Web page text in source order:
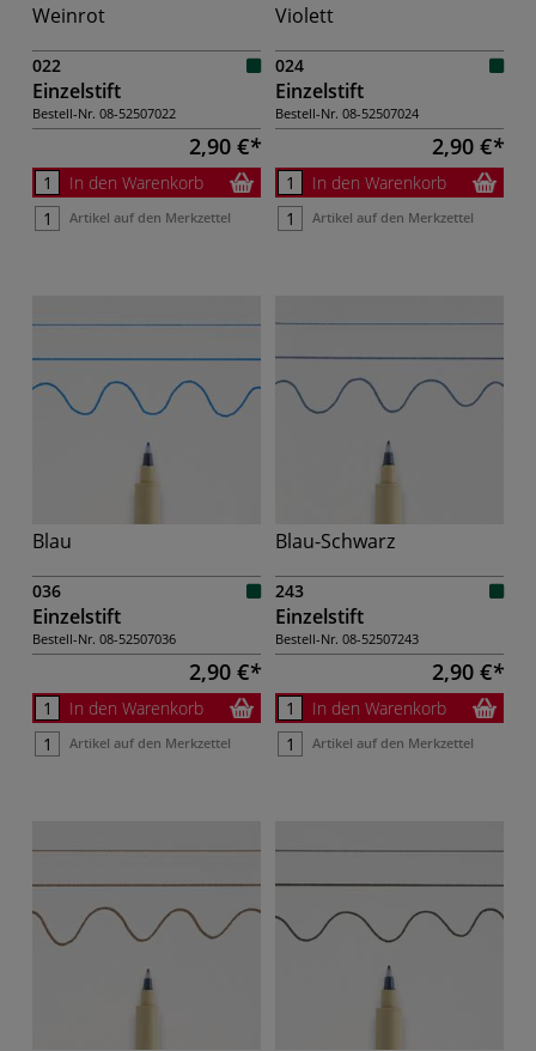
Weinrot
022
Einzelstift
Bestell-Nr. 08-52507022
2,90 €
In den Warenkorb
Artikel auf den Merkzettel
Violett
024
Einzelstift
Bestell-Nr. 08-52507024
2,90 €
In den Warenkorb
Artikel auf den Merkzettel
Blau
036
Einzelstift
Bestell-Nr. 08-52507036
2,90 €
In den Warenkorb
Artikel auf den Merkzettel
Blau-Schwarz
243
Einzelstift
Bestell-Nr. 08-52507243
2,90 €
In den Warenkorb
Artikel auf den Merkzettel